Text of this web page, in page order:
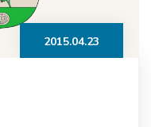
2015.04.23